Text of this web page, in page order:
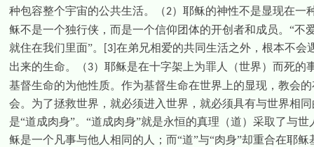
种包容整个宇宙的公共生活。（2）耶稣的神性不是显现在一
稣不是一个独行侠，而是一个信仰团体的开创者和成员。“不
就住在我们里面”。
[3] 在弟兄相爱的共同生活之外，根本不会
出来的生命。（3）耶稣是在十字架上为罪人（世界）而死的
基督生命的为他性质。作为基督生命在世界上的显现，教会
会。为了拯救世界，就必须进入世界，就必须具有与世界相
是“道成肉身”。“道成肉身”就是永恒的真理（道）采取了与
稣是一个凡事与他人相同的人；而“道”与“肉身”却重合在耶